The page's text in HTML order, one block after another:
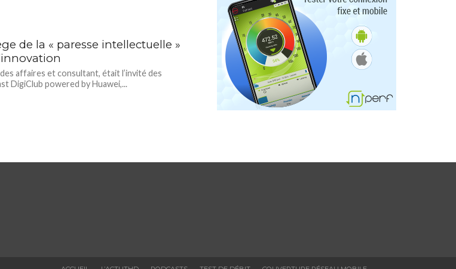
de la « paresse intellectuelle »
affaires et consultant, était l’invité des
DigiClub powered by Huawei,...